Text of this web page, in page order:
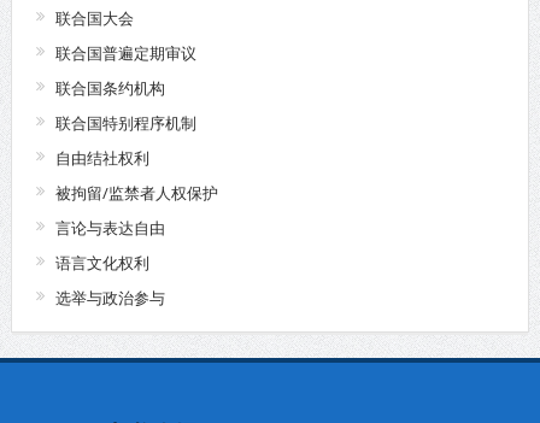
联合国大会
联合国普遍定期审议
联合国条约机构
联合国特别程序机制
自由结社权利
被拘留/监禁者人权保护
言论与表达自由
语言文化权利
选举与政治参与